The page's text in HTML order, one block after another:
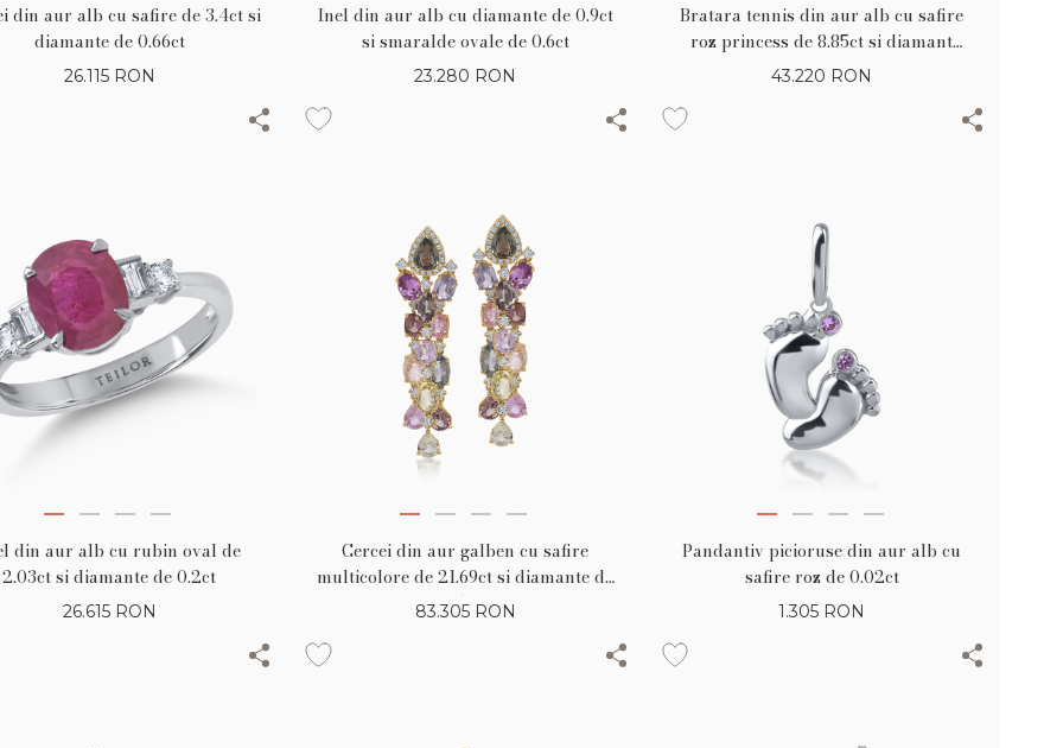
din aur alb cu safire de 3.4ct si
diamante de 0.66ct
26.115 RON
Inel din aur alb cu diamante de 0.9ct
si smaralde ovale de 0.6ct
23.280 RON
Bratara tennis din aur alb cu safire
roz princess de 8.85ct si diamant
princess de 0.17ct
43.220 RON
din aur alb cu rubin oval de
2.03ct si diamante de 0.2ct
26.615 RON
Cercei din aur galben cu safire
multicolore de 21.69ct si diamante de
1.56ct
83.305 RON
Pandantiv picioruse din aur alb cu
safire roz de 0.02ct
1.305 RON